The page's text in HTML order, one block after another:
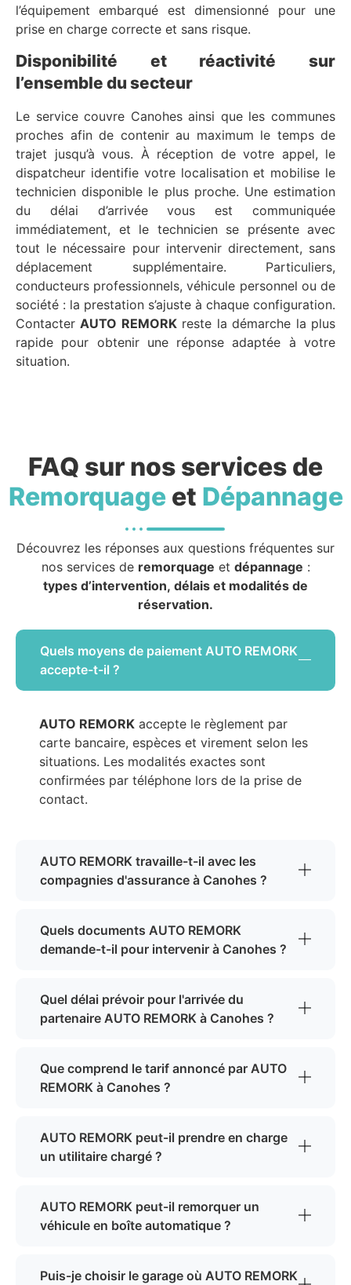
l’équipement embarqué est dimensionné pour une
prise en charge correcte et sans risque.
Disponibilité et réactivité sur
l’ensemble du secteur
Le service couvre Canohes ainsi que les communes
proches afin de contenir au maximum le temps de
trajet jusqu’à vous. À réception de votre appel, le
dispatcheur identifie votre localisation et mobilise le
technicien disponible le plus proche. Une estimation
du délai d’arrivée vous est communiquée
immédiatement, et le technicien se présente avec
tout le nécessaire pour intervenir directement, sans
déplacement supplémentaire. Particuliers,
conducteurs professionnels, véhicule personnel ou de
société : la prestation s’ajuste à chaque configuration.
ContacterAUTO REMORKreste la démarche la plus
rapide pour obtenir une réponse adaptée à votre
situation.
FAQ sur nos services de
Remorquageet Dépannage
Découvrez les réponses aux questions fréquentes sur
nos services de remorquage et dépannage :
types d’intervention, délais et modalités de
réservation.
Quels moyens de paiement AUTO REMORK
accepte-t-il ?
AUTO REMORK accepte le règlement par
carte bancaire, espèces et virement selon les
situations. Les modalités exactes sont
confirmées par téléphone lors de la prise de
contact.
AUTO REMORK travaille-t-il avec les
compagnies d'assurance à Canohes ?
Quels documents AUTO REMORK
demande-t-il pour intervenir à Canohes ?
Quel délai prévoir pour l'arrivée du
partenaire AUTO REMORK à Canohes ?
Que comprend le tarif annoncé par AUTO
REMORK à Canohes ?
AUTO REMORK peut-il prendre en charge
un utilitaire chargé ?
AUTO REMORK peut-il remorquer un
véhicule en boîte automatique ?
Puis-je choisir le garage où AUTO REMORK